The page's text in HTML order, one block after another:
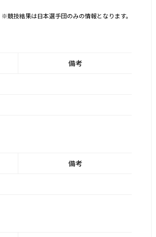
※競技結果は日本選手団のみの情報となります。
備考
備考